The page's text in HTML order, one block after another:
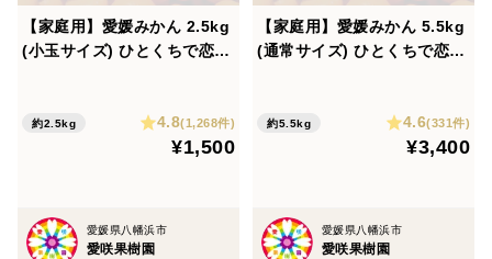
【家庭用】愛媛みかん 2.5kg
(小玉サイズ) ひとくちで恋す
約2.5kg 4.8(1,268件)
¥1,500
愛媛県八幡浜市
愛咲果樹園
【家庭用】愛媛みかん 5.5kg
(通常サイズ) ひとくちで恋す
約5.5kg 4.6(331件)
¥3,400
愛媛県八幡浜市
愛咲果樹園